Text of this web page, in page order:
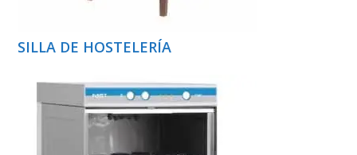
SILLA DE HOSTELERÍA